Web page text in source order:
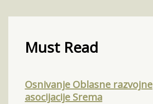
Must Read
Osnivanje Oblasne razvojne
asocijacije Srema